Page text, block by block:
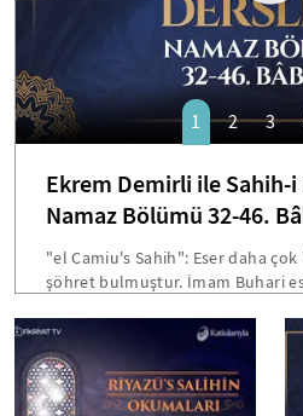
Ekrem Demirli ile Sahih-
Namaz Bölümü 32-46.
"el Camiu's Sahih": Eser daha
şöhret bulmuştur. İmam Buhari
cerh ve tadil yöntemine göre
sene sonunda iki kapak arasında
tabiri ile her babı yazarken
Efendimizin (SAV) sözlerine
1 2 3